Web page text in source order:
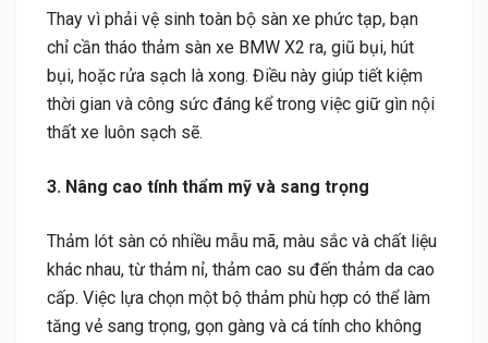
Thay vì phải vệ sinh toàn bộ sàn xe phức tạp, bạn
chỉ cần tháo thảm sàn xe BMW X2 ra, giũ bụi, hút
bụi, hoặc rửa sạch là xong. Điều này giúp tiết kiệm
thời gian và công sức đáng kể trong việc giữ gìn nội
thất xe luôn sạch sẽ.
3. Nâng cao tính thẩm mỹ và sang trọng
Thảm lót sàn có nhiều mẫu mã, màu sắc và chất liệu
khác nhau, từ thảm nỉ, thảm cao su đến thảm da cao
cấp. Việc lựa chọn một bộ thảm phù hợp có thể làm
tăng vẻ sang trọng, gọn gàng và cá tính cho không